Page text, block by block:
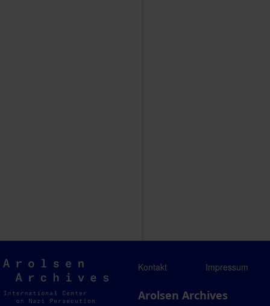
Arolsen
Archives
Kontakt Impressum
Arolsen Archives